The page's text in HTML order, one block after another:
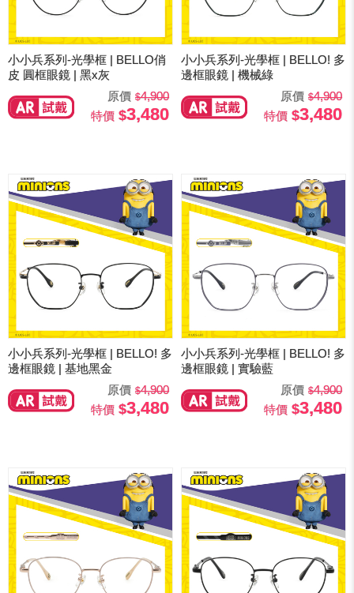
小小兵系列-光學框 | BELLO俏
皮 圓框眼鏡 | 黑x灰
原價
4,900
特價
3,480
小小兵系列-光學框 | BELLO! 多
邊框眼鏡 | 機械綠
原價
4,900
特價
3,480
小小兵系列-光學框 | BELLO! 多
邊框眼鏡 | 基地黑金
原價
4,900
特價
3,480
小小兵系列-光學框 | BELLO! 多
邊框眼鏡 | 實驗藍
原價
4,900
特價
3,480